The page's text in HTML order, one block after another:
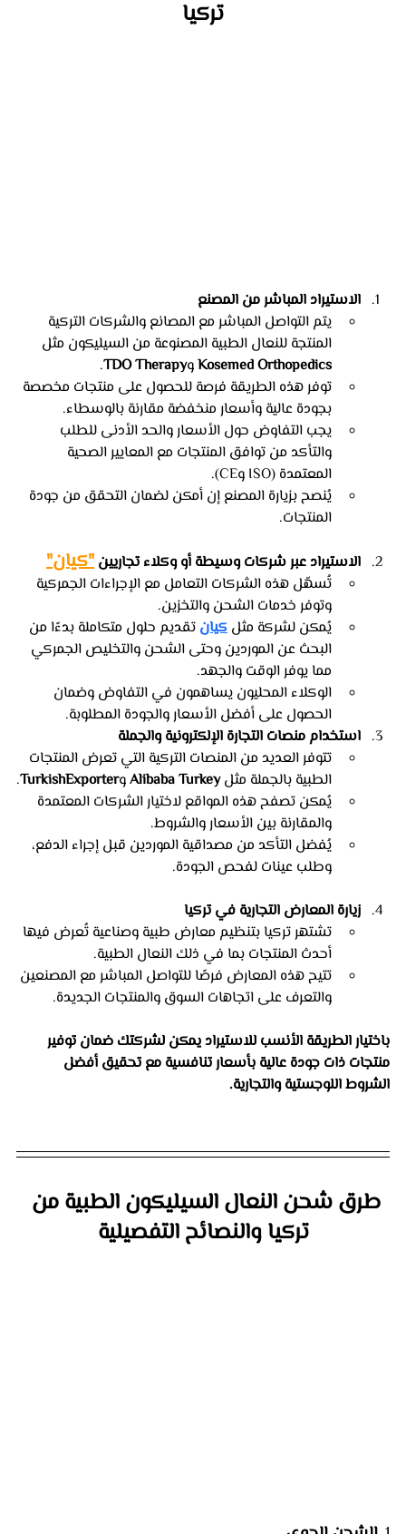
تركيا
الاستيراد المباشر من المصنع
يتم التواصل المباشر مع المصانع والشركات التركية
المنتجة للنعال الطبية المصنوعة من السيليكون مثل
Kosemed Orthopedics وTDO Therapy
.
توفر هذه الطريقة فرصة للحصول على منتجات مخصصة
بجودة عالية وأسعار منخفضة مقارنة بالوسطاء.
يجب التفاوض حول الأسعار والحد الأدنى للطلب
والتأكد من توافق المنتجات مع المعايير الصحية
المعتمدة (ISO وCE).
يُنصح بزيارة المصنع إن أمكن لضمان التحقق من جودة
المنتجات.
الاستيراد عبر شركات وسيطة أو وكلاء تجاريين "كيان"
تُسهّل هذه الشركات التعامل مع الإجراءات الجمركية
وتوفر خدمات الشحن والتخزين.
يُمكن لشركة مثل كيان تقديم حلول متكاملة بدءًا من
البحث عن الموردين وحتى الشحن والتخليص الجمركي
مما يوفر الوقت والجهد.
الوكلاء المحليون يساهمون في التفاوض وضمان
الحصول على أفضل الأسعار والجودة المطلوبة.
استخدام منصات التجارة الإلكترونية والجملة
تتوفر العديد من المنصات التركية التي تعرض المنتجات
الطبية بالجملة مثل Alibaba Turkey وTurkishExporter
.
يُمكن تصفح هذه المواقع لاختيار الشركات المعتمدة
والمقارنة بين الأسعار والشروط.
يُفضل التأكد من مصداقية الموردين قبل إجراء الدفع،
وطلب عينات لفحص الجودة.
زيارة المعارض التجارية في تركيا
تشتهر تركيا بتنظيم معارض طبية وصناعية تُعرض فيها
أحدث المنتجات بما في ذلك النعال الطبية.
تتيح هذه المعارض فرصًا للتواصل المباشر مع المصنعين
والتعرف على اتجاهات السوق والمنتجات الجديدة.
باختيار الطريقة الأنسب للاستيراد يمكن لشركتك ضمان توفير
منتجات ذات جودة عالية بأسعار تنافسية مع تحقيق أفضل
الشروط اللوجستية والتجارية.
طرق شحن النعال السيليكون الطبية من
تركيا والنصائح التفصيلية